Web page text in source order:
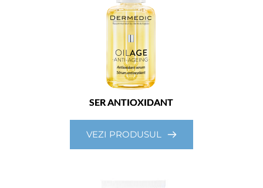
SER ANTIOXIDANT
VEZI PRODUSUL